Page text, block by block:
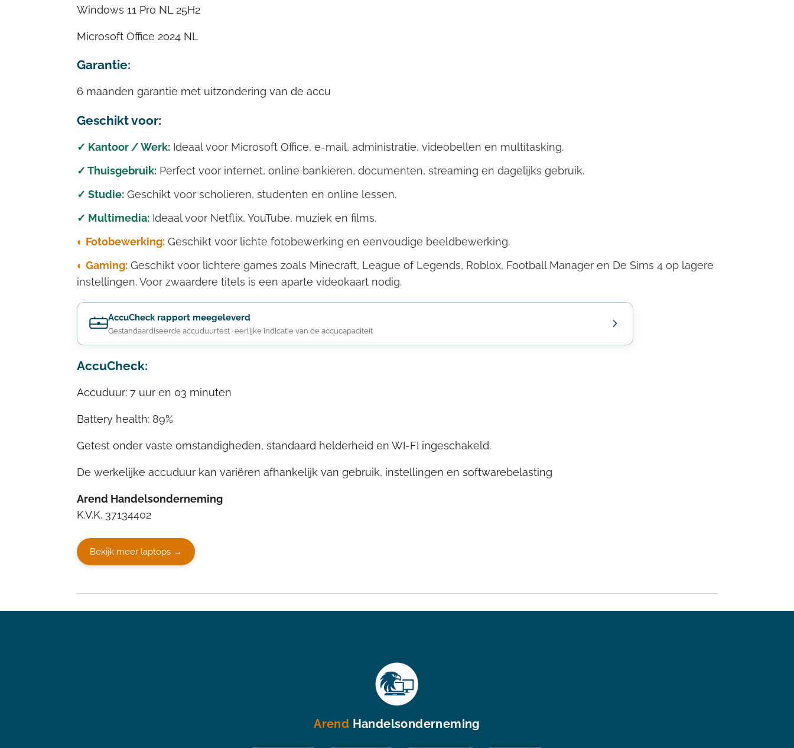
Windows 11 Pro NL 25H2
Microsoft Office 2024 NL
Garantie:
6 maanden garantie met uitzondering van de accu
Geschikt voor:
✓ Kantoor / Werk:Ideaal voor Microsoft Office, e-mail, administratie, videobellen en multitasking.
✓ Thuisgebruik:Perfect voor internet, online bankieren, documenten, streaming en dagelijks gebruik.
✓ Studie:Geschikt voor scholieren, studenten en online lessen.
✓ Multimedia:Ideaal voor Netflix, YouTube, muziek en films.
◐ Fotobewerking:Geschikt voor lichte fotobewerking en eenvoudige beeldbewerking.
◐ Gaming:Geschikt voor lichtere games zoals Minecraft, League of Legends, Roblox, Football Manager en De Sims 4 op lagere
instellingen. Voor zwaardere titels is een aparte videokaart nodig.
AccuCheck rapport meegeleverd
Gestandaardiseerde accuduurtest · eerlijke indicatie van de accucapaciteit
AccuCheck:
Accuduur: 7 uur en 03 minuten
Battery health: 89%
Getest onder vaste omstandigheden, standaard helderheid en WI-FI ingeschakeld.
De werkelijke accuduur kan variëren afhankelijk van gebruik, instellingen en softwarebelasting
Arend Handelsonderneming
K.V.K. 37134402
Bekijk meer laptops →
Arend Handelsonderneming